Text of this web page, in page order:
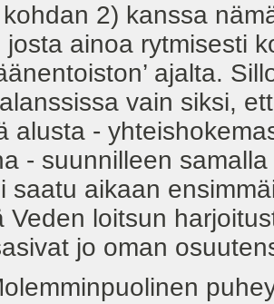
2) kanssa
ainoa rytmisesti
ajalta.
vain siksi,
alusta -
- suunnilleen
saatu aikaan
Veden loitsun
jo oman